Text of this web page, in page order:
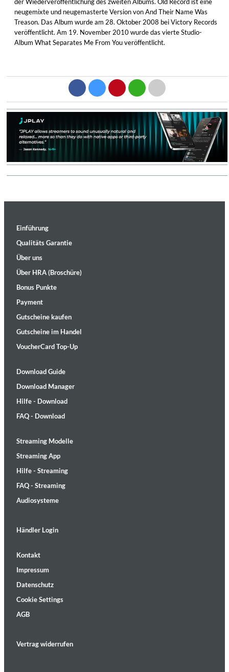
neugemixte und neugemasterte Version von And Their Name Was
Treason. Das Album wurde am 28. Oktober 2008 bei Victory Records
veröffentlicht. Am 19. November 2010 wurde das vierte Studio-
Album What Separates Me From You veröffentlicht.
Einführung
Qualitäts Garantie
Über uns
Über HRA (Broschüre)
Bonus Punkte
Payment
Gutscheine kaufen
Gutscheine im Handel
VoucherCard Top-Up
Download Guide
Download Manager
Hilfe - Download
FAQ - Download
Streaming Modelle
Streaming App
Hilfe - Streaming
FAQ - Streaming
Audiosysteme
Händler Login
Kontakt
Impressum
Datenschutz
Cookie Settings
AGB
Vertrag widerrufen